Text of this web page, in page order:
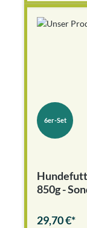
6er-Set
850g -
29,70 €*